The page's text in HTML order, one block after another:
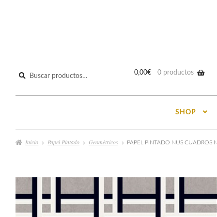
Buscar
0,00€ 0 productos
SHOP
Inicio Papel Pintado Geométricos PAPEL PINTADO NUS CUADROS